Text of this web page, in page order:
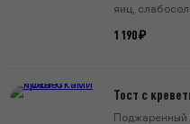
яиц,
маффин. Все
1 190 ₽
Тост с
Поджаренный